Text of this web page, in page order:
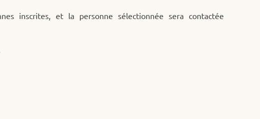
inscrites, et la personne sélectionnée sera contactée